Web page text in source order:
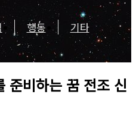
행동 기타
준비하는 꿈 전조 신